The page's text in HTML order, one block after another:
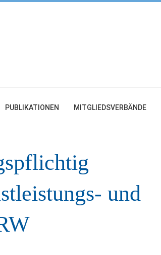
PUBLIKATIONEN MITGLIEDSVERBÄNDE
und